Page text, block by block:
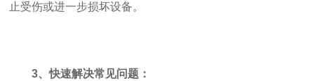
止受伤或进一步损坏设备。
3、快速解决常见问题：